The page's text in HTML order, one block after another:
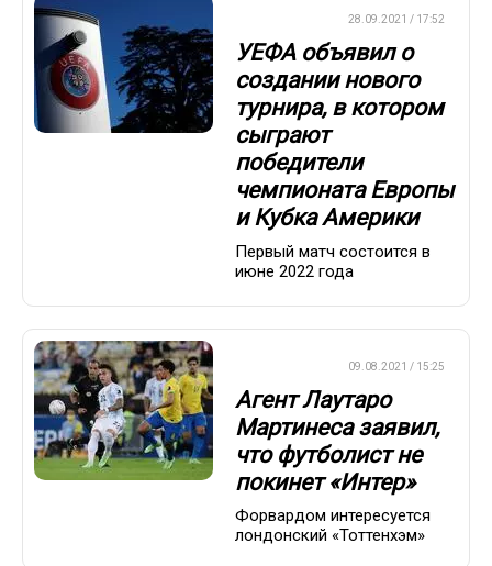
28.09.2021 / 17:52
УЕФА объявил о
создании нового
турнира, в котором
сыграют
победители
чемпионата Европы
и Кубка Америки
Первый матч состоится в
июне 2022 года
09.08.2021 / 15:25
Агент Лаутаро
Мартинеса заявил,
что футболист не
покинет «Интер»
Форвардом интересуется
лондонский «Тоттенхэм»